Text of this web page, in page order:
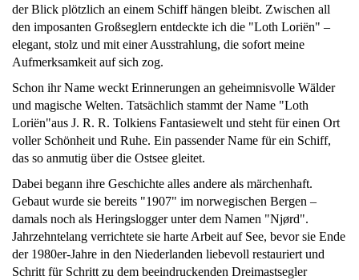
der Blick plötzlich an einem Schiff hängen bleibt. Zwischen all
den imposanten Großseglern entdeckte ich die "Loth Loriën" –
elegant, stolz und mit einer Ausstrahlung, die sofort meine
Aufmerksamkeit auf sich zog.
Schon ihr Name weckt Erinnerungen an geheimnisvolle Wälder
und magische Welten. Tatsächlich stammt der Name "Loth
Loriën"aus J. R. R. Tolkiens Fantasiewelt und steht für einen Ort
voller Schönheit und Ruhe. Ein passender Name für ein Schiff,
das so anmutig über die Ostsee gleitet.
Dabei begann ihre Geschichte alles andere als märchenhaft.
Gebaut wurde sie bereits "1907" im norwegischen Bergen –
damals noch als Heringslogger unter dem Namen "Njørd".
Jahrzehntelang verrichtete sie harte Arbeit auf See, bevor sie Ende
der 1980er-Jahre in den Niederlanden liebevoll restauriert und
Schritt für Schritt zu dem beeindruckenden Dreimastsegler